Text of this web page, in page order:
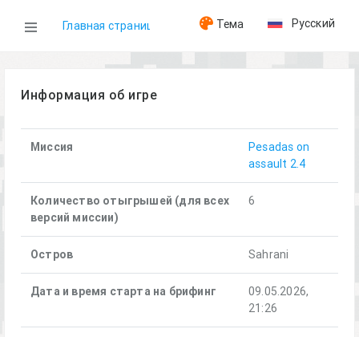
Главная страница
Игры
Pesadas on assault (09.05.2026)
Тема Русский
Информация об игре
Миссия
Pesadas on
assault 2.4
Количество отыгрышей (для всех
версий миссии)
6
Остров Sahrani
Дата и время старта на брифинг
09.05.2026,
21:26